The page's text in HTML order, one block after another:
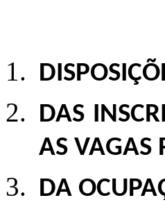
DAS
AS VAGAS
DA